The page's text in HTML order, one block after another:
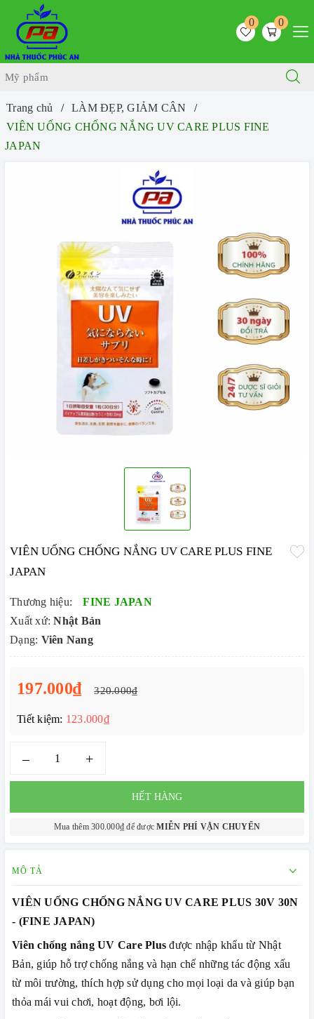
0
0
Trang chủ
LÀM ĐẸP, GIẢM CÂN
VIÊN UỐNG CHỐNG NẮNG UV CARE PLUS FINE
JAPAN
VIÊN UỐNG CHỐNG NẮNG UV CARE PLUS FINE
JAPAN
Thương hiệu:
FINE JAPAN
Xuất xứ:Nhật Bản
Dạng: Viên Nang
197.000₫ 320.000₫
Tiết kiệm: 123.000₫
– +
HẾT HÀNG
Mua thêm 300.000₫ để đượcMIỄN PHÍ VẬN CHUYỂN
MÔ TẢ
VIÊN UỐNG CHỐNG NẮNG UV CARE PLUS 30V 30N
- (FINE JAPAN)
Viên chống nắng UV Care Plus được nhập khẩu từ Nhật
Bản, giúp hỗ trợ chống nắng và hạn chế những tác động xấu
từ môi trường, thích hợp sử dụng cho mọi loại da và giúp bạn
thỏa mái vui chơi, hoạt động, bơi lội.